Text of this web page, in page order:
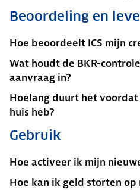
Beoordeling en
Hoe beoordeelt ICS mijn
Wat houdt de BKR-
aanvraag in?
Hoelang duurt het
huis heb?
Gebruik
Hoe activeer ik mijn
Hoe kan ik geld storten